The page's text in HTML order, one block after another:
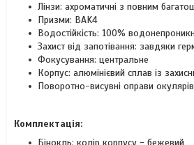
Лінзи: ахроматичні з повним
Призми: BAK4
Водостійкість: 100%
Захист від запотівання: завдяки
Фокусування: центральне
Корпус: алюмінієвий сплав із
Поворотно-висувні оправи
Комплектація:
Бінокль: колір корпусу - бежевий